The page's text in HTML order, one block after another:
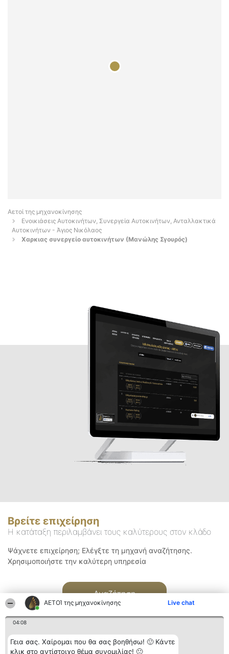
ΑΕΤΟΊ της μηχανοκίνησης Live chat
04:08
Γεια σας. Χαίρομαι που θα σας βοηθήσω! 🙂 Κάντε
κλικ στο αντίστοιχο θέμα συνομιλίας! 🙂
Αετοί της μηχανοκίνησης
Ενοικιάσεις Αυτοκινήτων, Συνεργεία Αυτοκινήτων, Ανταλλακτικά
Αυτοκινήτων - Άγιος Νικόλαος
Χαρκιας συνεργείο αυτοκινήτων (Μανώλης Σγουρός)
Βρείτε επιχείρηση
Η κατάταξη περιλαμβάνει τους καλύτερους στον κλάδο
Ψάχνετε επιχείρηση; Ελέγξτε τη μηχανή αναζήτησης.
Χρησιμοποιήστε την καλύτερη υπηρεσία
Αναζήτηση